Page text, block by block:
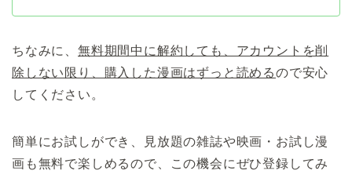
ちなみに、 無料期間中に解約しても、アカウントを削
除しない限り、購入した漫画はずっと読めるので安心
してください。
簡単にお試しができ、見放題の雑誌や映画・お試し漫
画も無料で楽しめるので、この機会にぜひ登録してみ